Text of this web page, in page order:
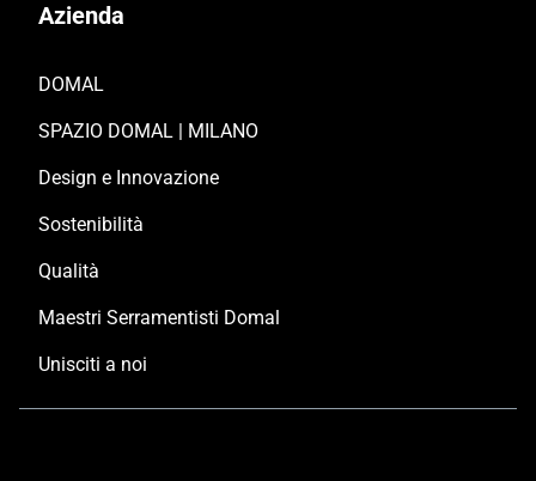
Azienda
DOMAL
SPAZIO DOMAL | MILANO
Design e Innovazione
Sostenibilità
Qualità
Maestri Serramentisti Domal
Unisciti a noi